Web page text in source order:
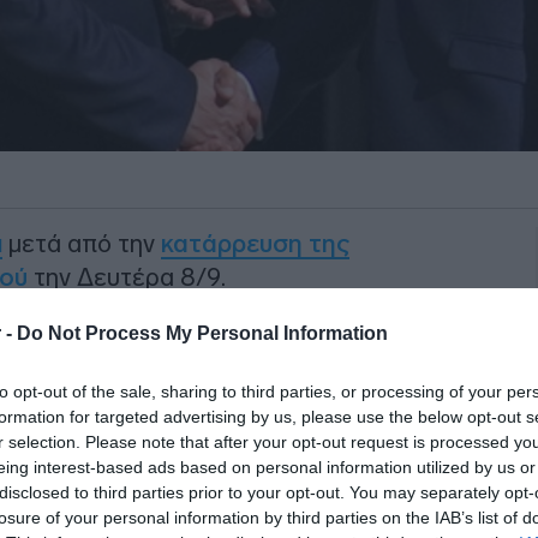
- Do Not Process My Personal Information
opt-out of the sale, sharing to third parties, or processing of your
for targeted advertising by us, please use the below opt-out
selection. Please note that after your opt-out request is processed
interest-based ads based on personal information utilized by us
to third parties prior to your opt-out. You may separately
of your personal information by third parties on the IAB’s list of
μετά από την κατάρρευση της
την Δευτέρα 8/9.
Μπαϊρού καλείται πλέον να
ο πρώτος πρωθυπουργός στην
με ψήφο εμπιστοσύνης και όχι